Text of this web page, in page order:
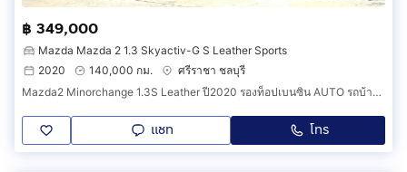
฿ 349,000
Mazda Mazda 2 1.3 Skyactiv-G S Leather Sports
2020
140,000 กม.
ศรีราชา ชลบุรี
Mazda2 Minorchange 1.3S Leather ปี2020 รองท็อปเบนซิน AUTO รถบ้านเดิมสามารถตรวจสอบได้ชัดเจนทุกจุด สภาพนางฟ้าป้ายแดงรับรองครับ
แชท โทร